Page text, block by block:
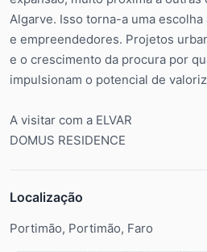
Algarve. Isso torna-a uma
e empreendedores. Projetos
e o crescimento da procura por
impulsionam o potencial de
A visitar com a ELVAR
DOMUS RESIDENCE
Localização
Portimão, Portimão, Faro